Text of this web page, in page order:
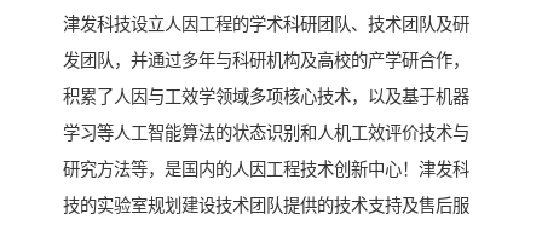
津发科技设立人因工程的学术科研团队、技术团队及研
发团队，并通过多年与科研机构及高校的产学研合作，
积累了人因与工效学领域多项核心技术，以及基于机器
学习等人工智能算法的状态识别和人机工效评价技术与
研究方法等，是国内的人因工程技术创新中心！津发科
技的实验室规划建设技术团队提供的技术支持及售后服